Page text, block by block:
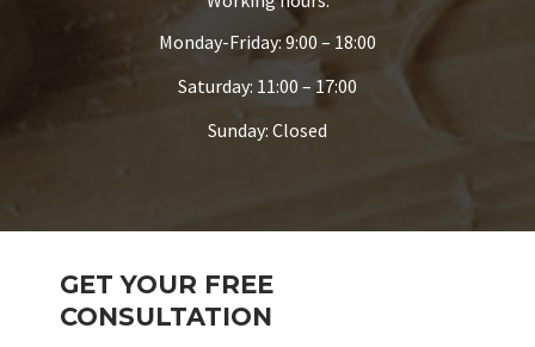
Monday-Friday: 9:00 – 18:00
Saturday: 11:00 – 17:00
Sunday: Closed
GET YOUR FREE
CONSULTATION